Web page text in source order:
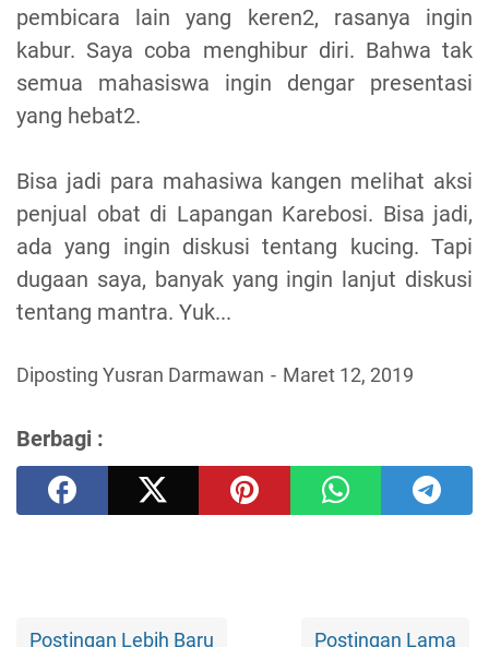
pembicara lain yang keren2, rasanya ingin
kabur. Saya coba menghibur diri. Bahwa tak
semua mahasiswa ingin dengar presentasi
yang hebat2.
Bisa jadi para mahasiwa kangen melihat aksi
penjual obat di Lapangan Karebosi. Bisa jadi,
ada yang ingin diskusi tentang kucing. Tapi
dugaan saya, banyak yang ingin lanjut diskusi
tentang mantra. Yuk...
Diposting Yusran Darmawan Maret 12, 2019
Berbagi :
Postingan Lebih Baru Postingan Lama